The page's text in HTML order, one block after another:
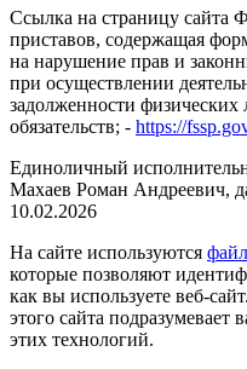
Ссылка на страницу сайта
приставов, содержащая
на нарушение прав и
при осуществлении
задолженности
обязательств; - https://
Единоличный
Махаев Роман Андреевич,
10.02.2026
На сайте используются
которые позволяют
как вы используете веб-
этого сайта подразумевает
этих технологий.